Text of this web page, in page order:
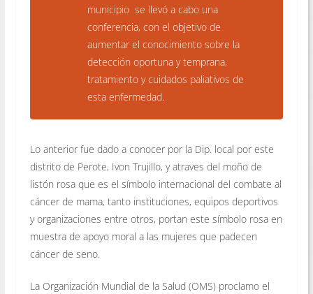
municipio se llevó a cabo una
conferencia, con el objetivo de
aumentar el conocimiento sobre la
detección oportuna y temprana,
tratamiento y cuidados paliativos de
esta enfermedad.
Lo anterior fue dado a conocer por la Dip. local por este
distrito de Perote, Ivon Trujillo, y atraves del moño de
listón rosa que es el símbolo internacional del combate al
cáncer de mama, tanto instituciones, equipos deportivos
y organizaciones entre otros, portan este símbolo rosa en
muestra de apoyo moral a las mujeres que padecen
cáncer de seno.
La Organización Mundial de la Salud (OMS) proclamo el